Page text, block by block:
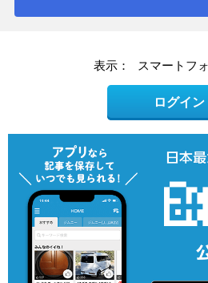
表示： スマートフ
ログイン